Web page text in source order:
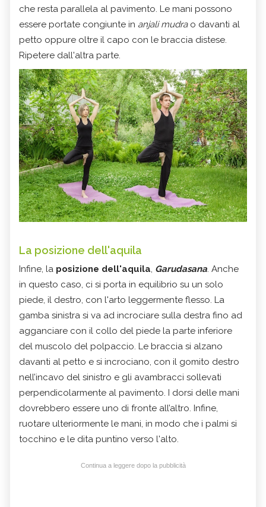
che resta parallela al pavimento. Le mani possono
essere portate congiunte in anjali mudrao davanti al
petto oppure oltre il capo con le braccia distese.
Ripetere dall'altra parte.
La posizione dell'aquila
Infine, la posizione dell'aquila Garudasana . Anche
in questo caso, ci si porta in equilibrio su un solo
piede, il destro, con l'arto leggermente flesso. La
gamba sinistra si va ad incrociare sulla destra fino ad
agganciare con il collo del piede la parte inferiore
del muscolo del polpaccio. Le braccia si alzano
davanti al petto e si incrociano, con il gomito destro
nell’incavo del sinistro e gli avambracci sollevati
perpendicolarmente al pavimento. I dorsi delle mani
dovrebbero essere uno di fronte all’altro. Infine,
ruotare ulteriormente le mani, in modo che i palmi si
tocchino e le dita puntino verso l'alto.
Continua a leggere dopo la pubblicità